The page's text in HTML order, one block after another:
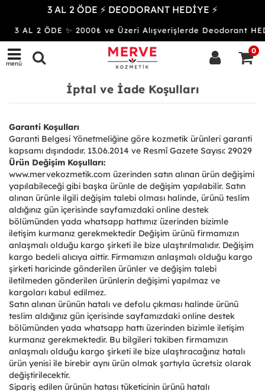
3 AL 2 ÖDE ⚡ DEODORANT HEDİYE ⚡
3 AL 2 ÖDE ✨ 2000₺ ve Üzeri Alışverişlerde Deodorant
menü
0
İptal ve İade Koşulları
Garanti Koşulları
Garanti Belgesi Yönetmeliğine göre kozmetik ürünleri garanti
kapsamı dışındadır. 13.06.2014 ve Resmî Gazete Sayısı: 29029
Ürün Değişim Koşulları:
www.mervekozmetik.com üzerinden satın alınan ürün değişimi
yapılabileceği gibi başka ürünle de değişim yapılabilir. Satın
alınan ürünle ilgili değişim talebi olması halinde, ürünü teslim
aldığınız gün içerisinde sayfamızdaki online destek
bölümünden yada whatsapp hattımız üzerinden bizimle
iletişim kurmanız gerekmektedir Değişim ürünü firmamızın
anlaşmalı olduğu kargo şirketi ile bize ulaştırılmalıdır. Değişim
kargo bedeli alıcıya aittir. Firmamızın anlaşmalı olduğu kargo
şirketi haricinde gönderilen ürünler ve değişim talebi
iletilmeden gönderilen ürünlerin değişimi yapılmaz ve
kargoları kabul edilmez.
Satın alınan ürünün hatalı ve defolu çıkması halinde ürünü
teslim aldığınız gün içerisinde sayfamızdaki online destek
bölümünden yada whatsapp hattı üzerinden bizimle iletişim
kurmanız gerekmektedir. Bu bilgileri takiben firmamızın
anlaşmalı olduğu kargo şirketi ile bize ulaştıracağınız hatalı
ürün yenisi ile birebir aynı ürün olmak şartıyla ücretsiz olarak
değiştirilecektir.
Sipariş edilen ürünün hatası tüketicinin ürünü hatalı